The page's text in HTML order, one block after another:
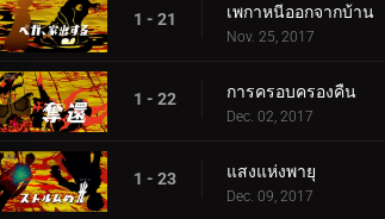
1 - 21 เพกาหนีออกจากบ้าน
Nov. 25, 2017
1 - 22 การครอบครองคืน
Dec. 02, 2017
1 - 23 แสงแห่งพายุ
Dec. 09, 2017